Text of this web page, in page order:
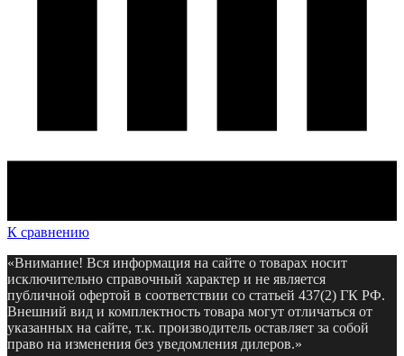
К сравнению
«Внимание! Вся информация на сайте о товарах носит
исключительно справочный характер и не является
публичной офертой в соответствии со статьей 437(2) ГК РФ.
Внешний вид и комплектность товара могут отличаться от
указанных на сайте, т.к. производитель оставляет за собой
право на изменения без уведомления дилеров.»